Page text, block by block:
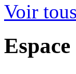
Voir